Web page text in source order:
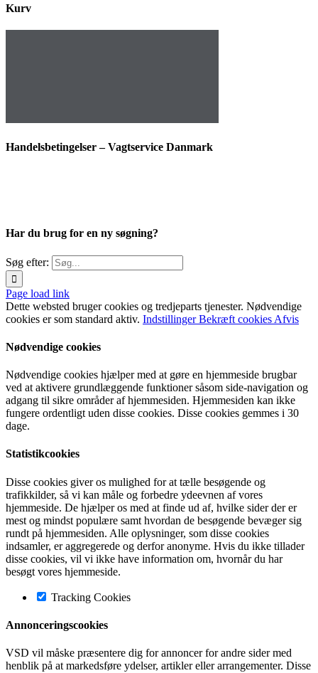
Kurv
Handelsbetingelser – Vagtservice Danmark
Har du brug for en ny søgning?
Søg efter:
Page load link
Dette websted bruger cookies og tredjeparts tjenester. Nødvendige
cookies er som standard aktiv. IndstillingerBekræft cookies Afvis
Nødvendige cookies
Nødvendige cookies hjælper med at gøre en hjemmeside brugbar
ved at aktivere grundlæggende funktioner såsom side-navigation og
adgang til sikre områder af hjemmesiden. Hjemmesiden kan ikke
fungere ordentligt uden disse cookies. Disse cookies gemmes i 30
dage.
Statistikcookies
Disse cookies giver os mulighed for at tælle besøgende og
trafikkilder, så vi kan måle og forbedre ydeevnen af vores
hjemmeside. De hjælper os med at finde ud af, hvilke sider der er
mest og mindst populære samt hvordan de besøgende bevæger sig
rundt på hjemmesiden. Alle oplysninger, som disse cookies
indsamler, er aggregerede og derfor anonyme. Hvis du ikke tillader
disse cookies, vil vi ikke have information om, hvornår du har
besøgt vores hjemmeside.
Tracking Cookies
Annonceringscookies
VSD vil måske præsentere dig for annoncer for andre sider med
henblik på at markedsføre ydelser, artikler eller arrangementer. Disse